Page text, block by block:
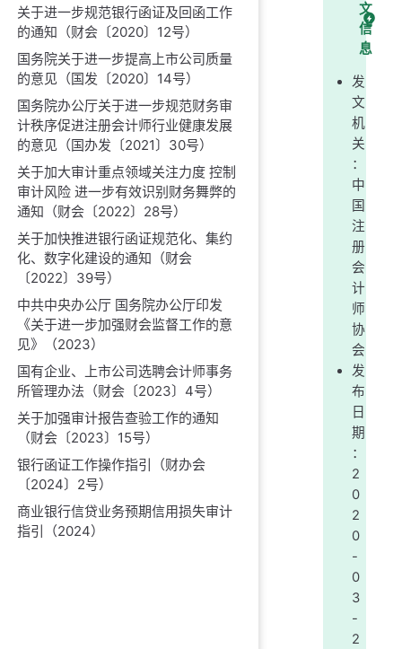
关于进一步规范银行函证及回函工作
的通知（财会〔2020〕12号）
国务院关于进一步提高上市公司质量
的意见（国发〔2020〕14号）
国务院办公厅关于进一步规范财务审
计秩序促进注册会计师行业健康发展
的意见（国办发〔2021〕30号）
关于加大审计重点领域关注力度 控制
审计风险 进一步有效识别财务舞弊的
通知（财会〔2022〕28号）
关于加快推进银行函证规范化、集约
化、数字化建设的通知（财会
〔2022〕39号）
中共中央办公厅 国务院办公厅印发
《关于进一步加强财会监督工作的意
见》（2023）
国有企业、上市公司选聘会计师事务
所管理办法（财会〔2023〕4号）
关于加强审计报告查验工作的通知
（财会〔2023〕15号）
银行函证工作操作指引（财办会
〔2024〕2号）
商业银行信贷业务预期信用损失审计
指引（2024）
文
信
息
发
文
机
关
：
中
国
注
册
会
计
师
协
会
发
布
日
期
：
2
0
2
0
-
0
3
-
2